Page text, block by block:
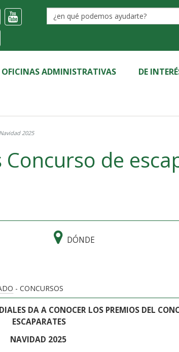
OFICINAS ADMINISTRATIVAS DE
2025
de
DÓNDE
- CONCURSOS
DA A CONOCER LOS PREMIOS DEL
ESCAPARATES
NAVIDAD 2025